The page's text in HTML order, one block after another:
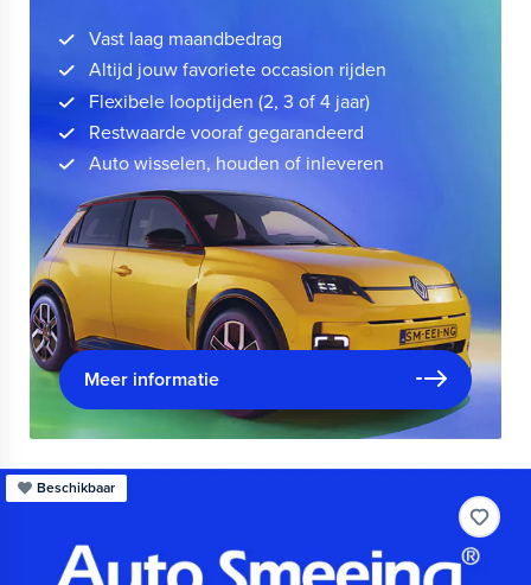
Vast laag maandbedrag
Altijd jouw favoriete occasion rijden
Flexibele looptijden (2, 3 of 4 jaar)
Restwaarde vooraf gegarandeerd
Auto wisselen, houden of inleveren
Meer informatie
Beschikbaar